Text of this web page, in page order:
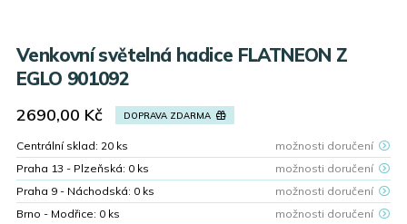
Venkovní světelná hadice FLATNEON Z
EGLO 901092
2690,00 Kč DOPRAVA ZDARMA
Centrální sklad: 20 ks
možnosti doručení
Praha 13 - Plzeňská: 0 ks
možnosti doručení
Praha 9 - Náchodská: 0 ks
možnosti doručení
Brno - Modřice: 0 ks možnosti doručení